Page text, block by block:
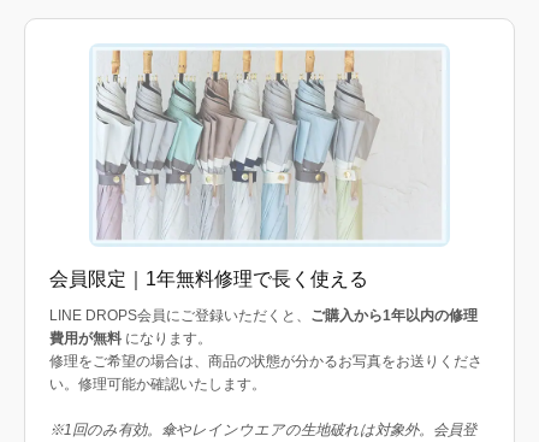
会員限定｜1年無料修理で長く使える
LINE DROPS会員にご登録いただくと、 ご購入から1年以内の修理
費用が無料 になります。
修理をご希望の場合は、商品の状態が分かるお写真をお送りくださ
い。修理可能か確認いたします。
※1回のみ有効。傘やレインウエアの生地破れは対象外。会員登